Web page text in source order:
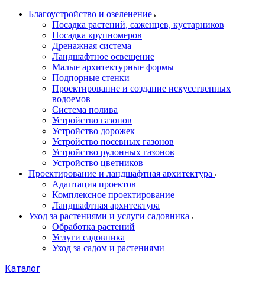
Благоустройство и озеленение
Посадка растений, саженцев, кустарников
Посадка крупномеров
Дренажная система
Ландшафтное освещение
Малые архитектурные формы
Подпорные стенки
Проектирование и создание искусственных
водоемов
Система полива
Устройство газонов
Устройство дорожек
Устройство посевных газонов
Устройство рулонных газонов
Устройство цветников
Проектирование и ландшафтная архитектура
Адаптация проектов
Комплексное проектирование
Ландшафтная архитектура
Уход за растениями и услуги садовника
Обработка растений
Услуги садовника
Уход за садом и растениями
Каталог